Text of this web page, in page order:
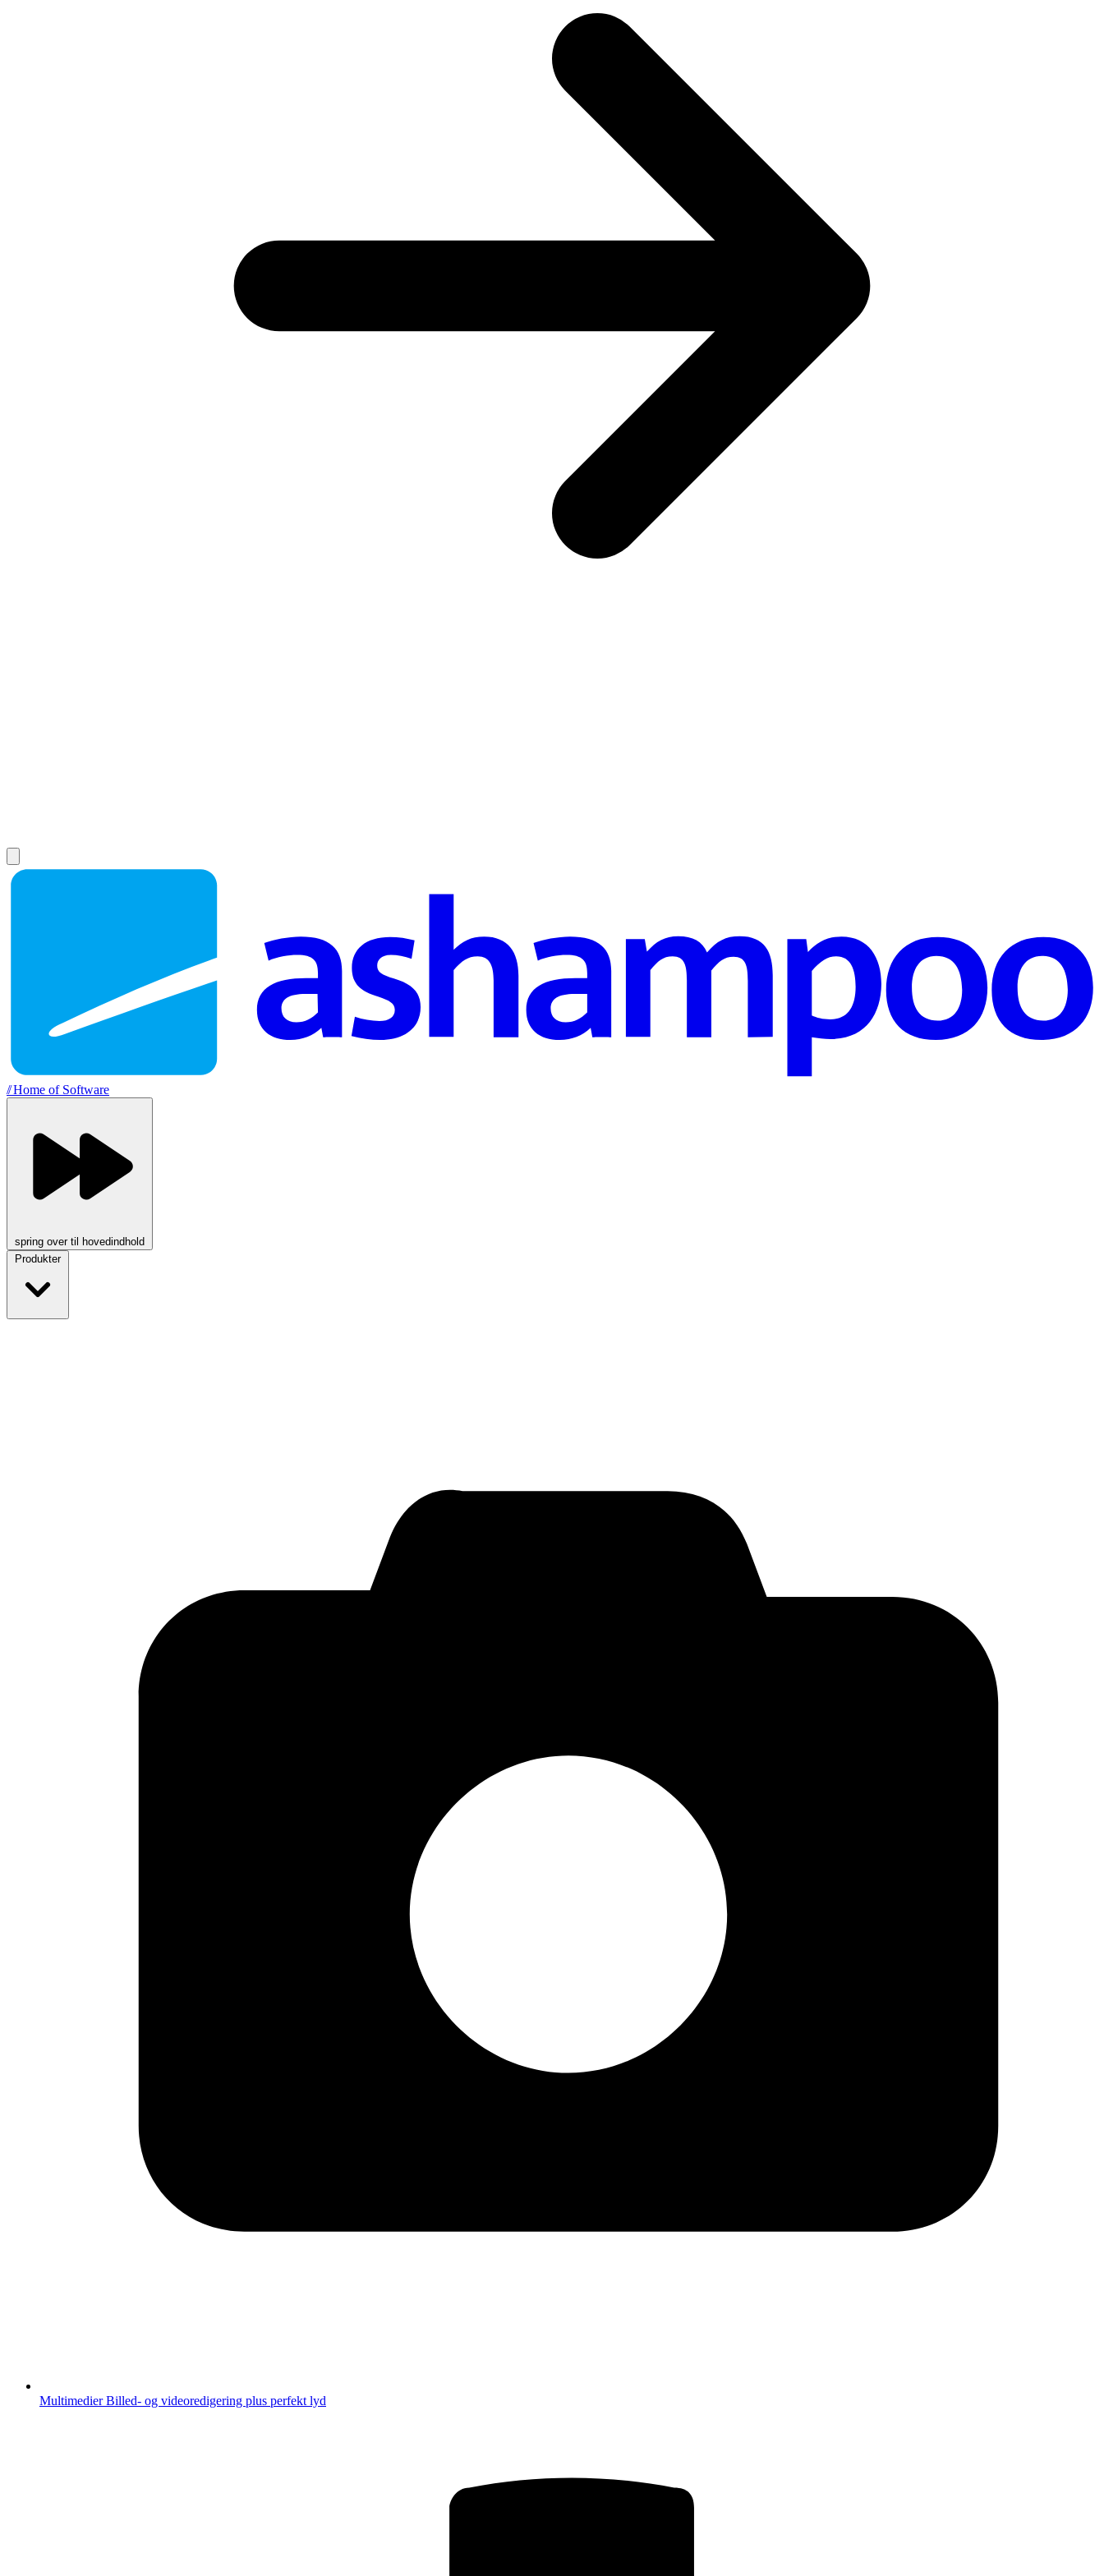
//Home of Software
spring over til hovedindhold
Produkter
MultimedierBilled- og videoredigering plus perfekt lyd